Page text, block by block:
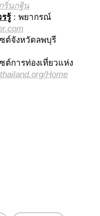
ริ่นกฐิน
รู้: พยากรณ์
ลพบุรี
เที่ยวแห่ง
Home